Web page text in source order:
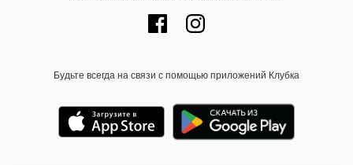
Будьте всегда на связи с помощью приложений Клубка